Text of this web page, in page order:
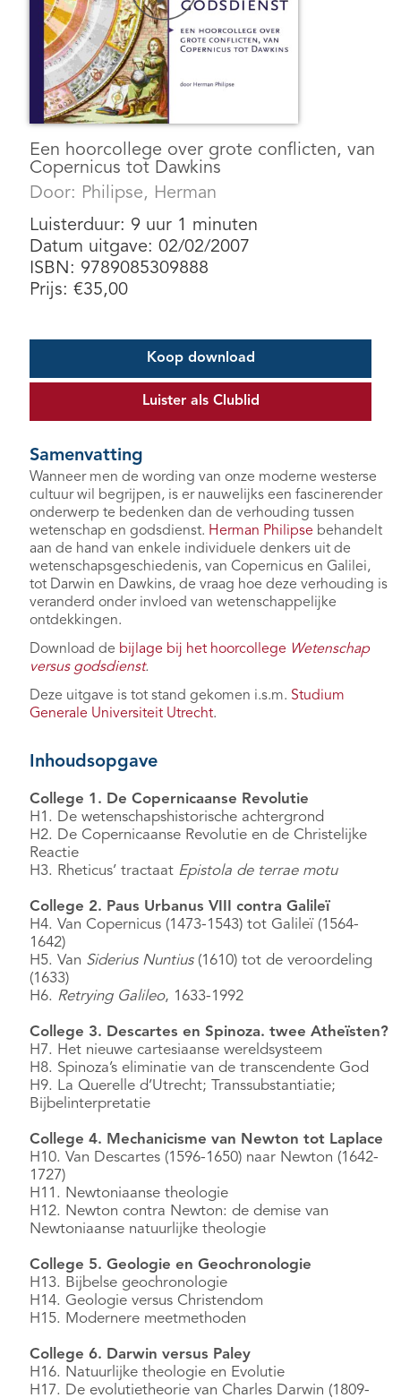
Een hoorcollege over grote conflicten, van
Copernicus tot Dawkins
Door: Philipse, Herman
Luisterduur: 9 uur 1 minuten
Datum uitgave: 02/02/2007
ISBN: 9789085309888
Prijs: €35,00
Koop download
Luister als Clublid
Samenvatting
Wanneer men de wording van onze moderne westerse
cultuur wil begrijpen, is er nauwelijks een fascinerender
onderwerp te bedenken dan de verhouding tussen
wetenschap en godsdienst. Herman Philipse behandelt
aan de hand van enkele individuele denkers uit de
wetenschapsgeschiedenis, van Copernicus en Galilei,
tot Darwin en Dawkins, de vraag hoe deze verhouding is
veranderd onder invloed van wetenschappelijke
ontdekkingen.
Download de bijlage bij het hoorcollege Wetenschap
versus godsdienst.
Deze uitgave is tot stand gekomen i.s.m. Studium
Generale Universiteit Utrecht.
Inhoudsopgave
College 1. De Copernicaanse Revolutie
H1. De wetenschapshistorische achtergrond
H2. De Copernicaanse Revolutie en de Christelijke
Reactie
H3. Rheticus’ tractaat Epistola de terrae motu
College 2. Paus Urbanus VIII contra Galileï
H4. Van Copernicus (1473-1543) tot Galileï (1564-
1642)
H5. Van Siderius Nuntius(1610) tot de veroordeling
(1633)
H6. Retrying Galileo, 1633-1992
College 3. Descartes en Spinoza. twee Atheïsten?
H7. Het nieuwe cartesiaanse wereldsysteem
H8. Spinoza’s eliminatie van de transcendente God
H9. La Querelle d’Utrecht; Transsubstantiatie;
Bijbelinterpretatie
College 4. Mechanicisme van Newton tot Laplace
H10. Van Descartes (1596-1650) naar Newton (1642-
1727)
H11. Newtoniaanse theologie
H12. Newton contra Newton: de demise van
Newtoniaanse natuurlijke theologie
College 5. Geologie en Geochronologie
H13. Bijbelse geochronologie
H14. Geologie versus Christendom
H15. Modernere meetmethoden
College 6. Darwin versus Paley
H16. Natuurlijke theologie en Evolutie
H17. De evolutietheorie van Charles Darwin (1809-